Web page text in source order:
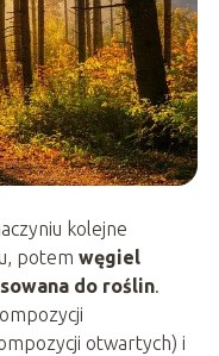
kolejne
potem węgiel
do roślin.
otwartych) i